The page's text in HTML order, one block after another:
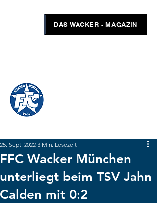
DAS WACKER - MAGAZIN
FFC Wacker München
unterliegt beim TSV Jahn
Calden mit 0:2
25. Sept. 2022 3 Min. Lesezeit